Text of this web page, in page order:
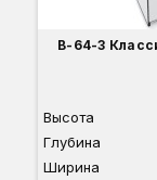
В-64-З
Высота
Глубина
Ширина